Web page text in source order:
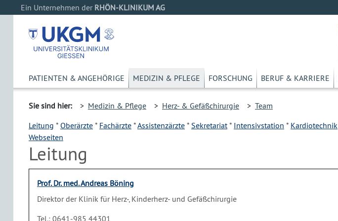
Ein Unternehmen der RHÖN-KLINIKUM AG
PATIENTEN & ANGEHÖRIGE MEDIZIN & PFLEGE FORSCHUNG BERUF & KARRIERE
Sie sind hier: > Medizin & Pflege > Herz- & Gefäßchirurgie > Team
Leitung * Oberärzte * Fachärzte *Assistenzärzte * Sekretariat* Intensivstation * Kardiotechnik
Webseiten
Leitung
Prof. Dr. med. Andreas Böning
Direktor der Klinik für Herz-, Kinderherz- und Gefäßchirurgie
Tel.: 0641-985 44301